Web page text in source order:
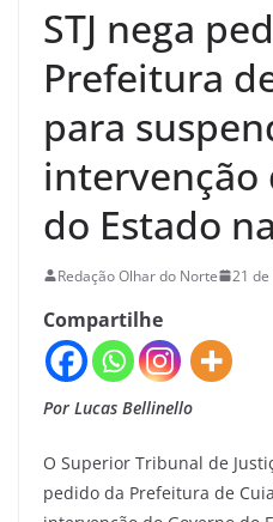
STJ nega
Prefeitura
para
intervenção
do Estado
Redação Olhar do Norte 21
Compartilhe
Por Lucas Bellinello
O Superior Tribunal de
pedido da Prefeitura de